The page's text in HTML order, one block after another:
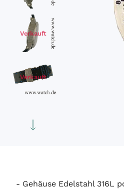
Verkauft
Verkauft
Verkauft
- Gehäuse Edelstahl 316L